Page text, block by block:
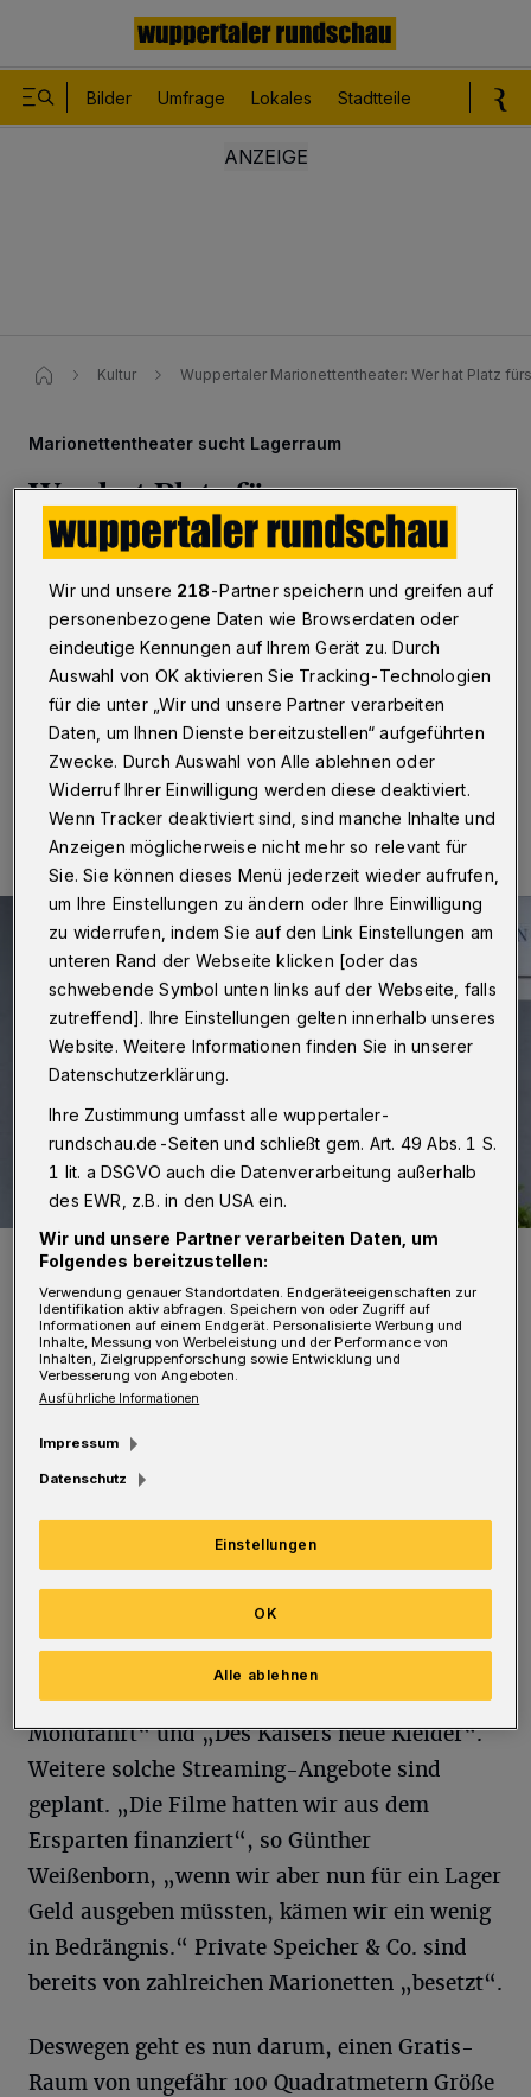
Bilder Umfrage Lokales Stadtteile
Kultur Wuppertaler Marionettentheater: Wer hat Platz
Marionettentheater sucht Lagerraum
Wer hat Platz fürs
Zauberflöten-Land?
Wuppertal·Ursula und Günther Weißenborn von
Müllers Marionettentheater haben im Sommer aus
Altersgründen ihren Spielbetrieb eingestellt. Für die
Kulissen mehrerer Stücke wird jetzt ein Lagerraum
13.02.2021 , 18:00 Uhr Eine Minute Lesezeit
Ursula und Günther Weißenborn suchen einen geeigneten
Lagerraum für einige ihrer Kulissen.
Foto: ikko Schümmelfeder/Mikko Schümmelfeder
Produziert wurden noch sechs Filme ihrer
beliebtesten Stücke, die
aufwww.muellersmarionettentheater.dezu
sehen sind und bereits viele Zuschauer
gefunden haben. Die Filmliste umfasst „Die
kleine Meerjungfrau“, „Aladin und die
„Brummel, das Musical“, „Peterchens
Mondfahrt“ und „Des Kaisers neue Kleider“.
Weitere solche Streaming-Angebote sind
geplant. „Die Filme hatten wir aus dem
Ersparten finanziert“, so Günther
Weißenborn, „wenn wir aber nun für ein Lager
Geld ausgeben müssten, kämen wir ein wenig
in Bedrängnis.“ Private Speicher & Co. sind
bereits von zahlreichen Marionetten „besetzt“.
Deswegen geht es nun darum, einen Gratis-
Raum von ungefähr 100 Quadratmetern Größe
Wir und unsere 218-Partner speichern und greifen auf
personenbezogene Daten wie Browserdaten oder
eindeutige Kennungen auf Ihrem Gerät zu. Durch
Auswahl von OK aktivieren Sie Tracking-Technologien
für die unter „Wir und unsere Partner verarbeiten
Daten, um Ihnen Dienste bereitzustellen“ aufgeführten
Zwecke. Durch Auswahl von Alle ablehnen oder
Widerruf Ihrer Einwilligung werden diese deaktiviert.
Wenn Tracker deaktiviert sind, sind manche Inhalte und
Anzeigen möglicherweise nicht mehr so relevant für
Sie. Sie können dieses Menü jederzeit wieder aufrufen,
um Ihre Einstellungen zu ändern oder Ihre Einwilligung
zu widerrufen, indem Sie auf den Link Einstellungen am
unteren Rand der Webseite klicken [oder das
schwebende Symbol unten links auf der Webseite, falls
zutreffend]. Ihre Einstellungen gelten innerhalb unseres
Website. Weitere Informationen finden Sie in unserer
Datenschutzerklärung.
Ihre Zustimmung umfasst alle wuppertaler-
rundschau.de-Seiten und schließt gem. Art. 49 Abs. 1 S.
1 lit. a DSGVO auch die Datenverarbeitung außerhalb
des EWR, z.B. in den USA ein.
Wir und unsere Partner verarbeiten Daten, um
Folgendes bereitzustellen:
Verwendung genauer Standortdaten. Endgeräteeigenschaften zur
Identifikation aktiv abfragen. Speichern von oder Zugriff auf
Informationen auf einem Endgerät. Personalisierte Werbung und
Inhalte, Messung von Werbeleistung und der Performance von
Inhalten, Zielgruppenforschung sowie Entwicklung und
Verbesserung von Angeboten.
Ausführliche Informationen
Impressum
Datenschutz
Einstellungen
Alle ablehnen
OK